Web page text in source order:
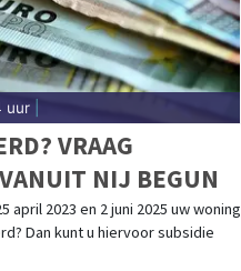
uur|
VRAAG
NIJ BEGUN
april 2023 en 2 juni 2025 uw woning
Dan kunt u hiervoor subsidie